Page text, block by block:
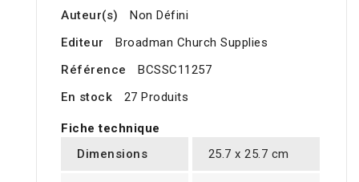
Auteur(s)
Non Défini
Editeur
Broadman Church Supplies
Référence
BCSSC11257
En stock
27 Produits
Fiche technique
Dimensions
25.7 x 25.7 cm